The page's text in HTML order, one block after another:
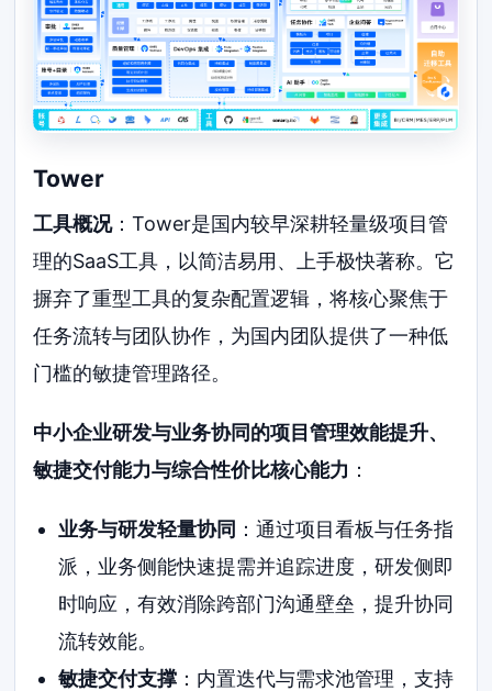
Tower
工具概况：Tower是国内较早深耕轻量级项目管
理的SaaS工具，以简洁易用、上手极快著称。它
摒弃了重型工具的复杂配置逻辑，将核心聚焦于
任务流转与团队协作，为国内团队提供了一种低
门槛的敏捷管理路径。
中小企业研发与业务协同的项目管理效能提升、
敏捷交付能力与综合性价比核心能力 ：
业务与研发轻量协同 ：通过项目看板与任务指
派，业务侧能快速提需并追踪进度，研发侧即
时响应，有效消除跨部门沟通壁垒，提升协同
流转效能。
敏捷交付支撑：内置迭代与需求池管理，支持